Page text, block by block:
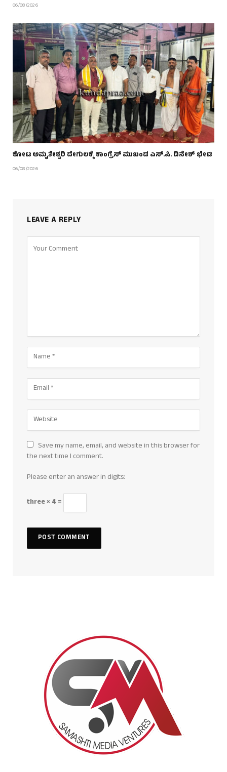
06/08/2026
ಕೋಟ ಅಮೃತೇಶ್ವರಿ ದೇಗುಲಕ್ಕೆ ಕಾಂಗ್ರೆಸ್ ಮುಖಂಡ ಎಸ್.ಪಿ. ದಿನೇಶ್ ಭೇಟಿ
06/08/2026
LEAVE A REPLY
Save my name, email, and website in this browser for
the next time I comment.
Please enter an answer in digits:
three × 4 =